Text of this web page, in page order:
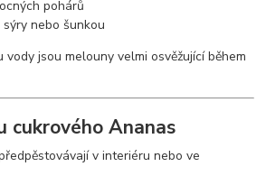
pohárů
nebo šunkou
vody jsou melouny velmi osvěžující během
cukrového Ananas
v interiéru nebo ve